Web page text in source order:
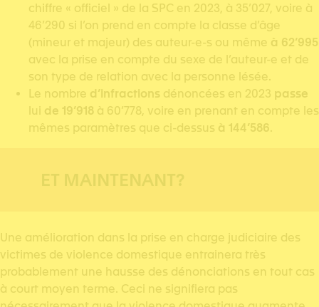
chiffre « officiel » de la SPC en 2023, à 35’027, voire à
46’290 si l’on prend en compte la classe d’âge
(mineur et majeur) des auteur-e-s ou même à 62’995
avec la prise en compte du sexe de l’auteur-e et de
son type de relation avec la personne lésée.
Le nombre d’infractions dénoncées en 2023 passe
lui de 19’918 à 60’778, voire en prenant en compte les
mêmes paramètres que ci-dessus à 144’586.
ET MAINTENANT?
Une amélioration dans la prise en charge judiciaire des
victimes de violence domestique entrainera très
probablement une hausse des dénonciations en tout cas
à court moyen terme. Ceci ne signifiera pas